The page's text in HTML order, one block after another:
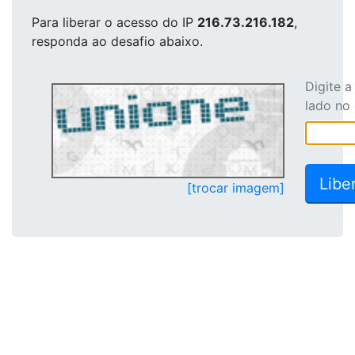
Para liberar o acesso do IP 216.73.216.182,
responda ao desafio abaixo.
[trocar imagem]
Digite
lado no